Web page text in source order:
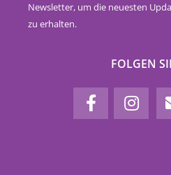
Newsletter, um die neuesten
zu erhalten.
FOLGEN